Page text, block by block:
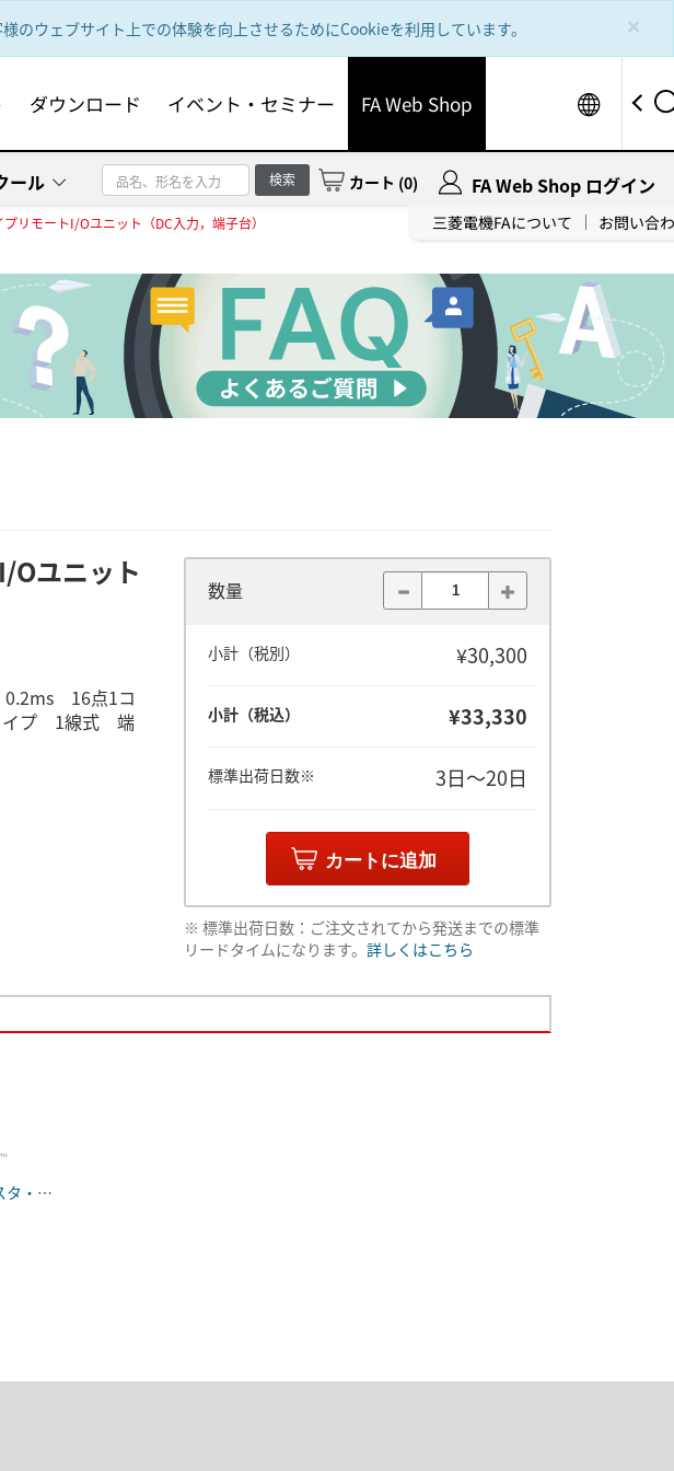
×
ウェブサイト上での体験を向上させるためにCookieを利用しています。
ダウンロード イベント・セミナー FA Web Shop
三菱電機FAについて お問い合
ール 検索 カート (0) FA Web Shop ログイン
リモートI/Oユニット（DC入力，端子台）
Oユニット
16点1コ
イプ 1線式 端
数量
小計（税別） ¥30,300
小計（税込） ¥33,330
標準出荷日数※ 3日～20日
カートに追加
※ 標準出荷日数：ご注文されてから発送までの標準
リードタイムになります。 詳しくはこちら
CC-Linkシステムマスタ・ローカルユニット